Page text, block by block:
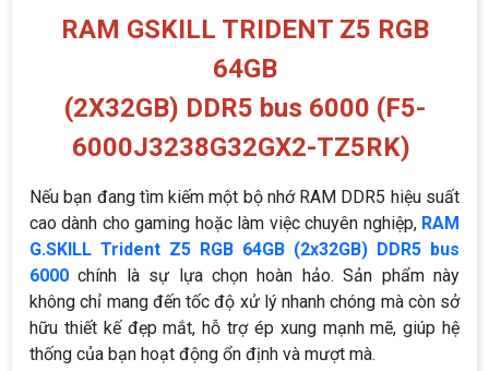
RAM GSKILL TRIDENT Z5 RGB
64GB
(2X32GB) DDR5 bus 6000 (F5-
6000J3238G32GX2-TZ5RK)
Nếu bạn đang tìm kiếm một bộ nhớ RAM DDR5 hiệu suất
cao dành cho gaming hoặc làm việc chuyên nghiệp, RAM
G.SKILL Trident Z5 RGB 64GB (2x32GB) DDR5 bus
6000 chính là sự lựa chọn hoàn hảo. Sản phẩm này
không chỉ mang đến tốc độ xử lý nhanh chóng mà còn sở
hữu thiết kế đẹp mắt, hỗ trợ ép xung mạnh mẽ, giúp hệ
thống của bạn hoạt động ổn định và mượt mà.